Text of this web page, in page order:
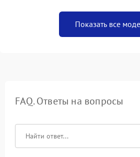
Показать все
FAQ. Ответы на вопросы